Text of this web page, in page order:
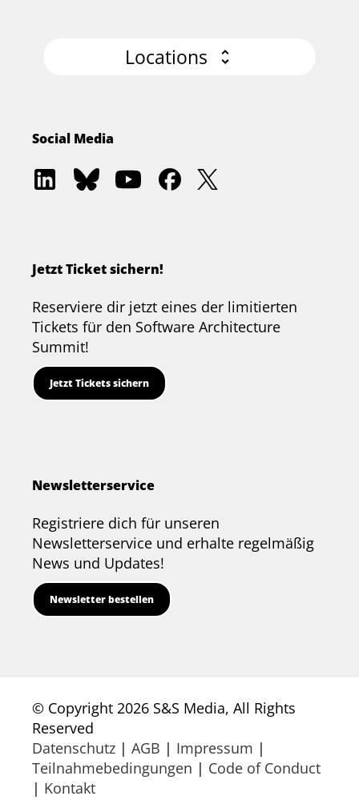
Locations
Social Media
Software
Architecture
Software
Architecture
Software
Architecture
Software
Architecture
Jetzt Ticket sichern!
Reserviere dir jetzt eines der limitierten
Tickets für den Software Architecture
Summit!
Jetzt Tickets sichern
Newsletterservice
Registriere dich für unseren
Newsletterservice und erhalte regelmäßig
News und Updates!
Newsletter bestellen
© Copyright 2026 S&S Media, All Rights
Reserved
Datenschutz | AGB | Impressum |
Teilnahmebedingungen | Code of Conduct
| Kontakt